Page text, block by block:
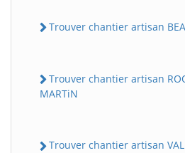
Trouver chantier artisan
Trouver chantier artisan
MARTiN
Trouver chantier artisan